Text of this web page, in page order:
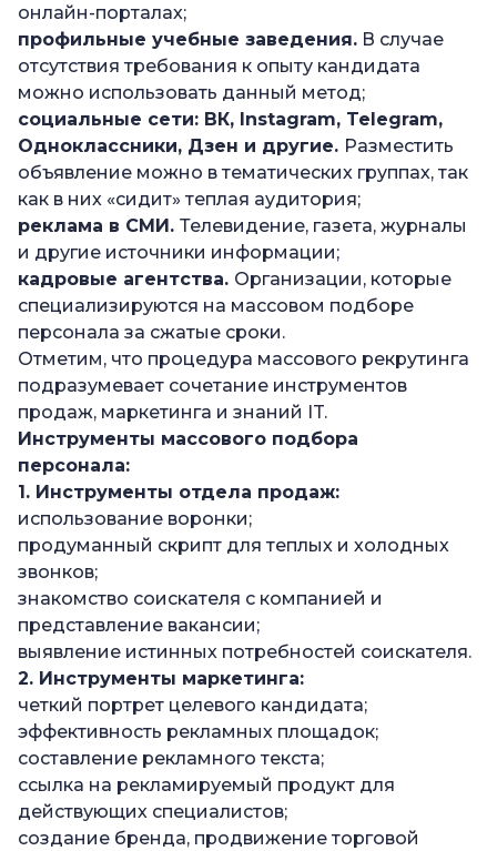
онлайн-порталах;
профильные учебные заведения. В случае
отсутствия требования к опыту кандидата
можно использовать данный метод;
социальные сети: ВК, Instagram, Telegram,
Одноклассники, Дзен и другие. Разместить
объявление можно в тематических группах, так
как в них «сидит» теплая аудитория;
реклама в СМИ. Телевидение, газета, журналы
и другие источники информации;
кадровые агентства. Организации, которые
специализируются на массовом подборе
персонала за сжатые сроки.
Отметим, что процедура массового рекрутинга
подразумевает сочетание инструментов
продаж, маркетинга и знаний IT.
Инструменты массового подбора
персонала:
1. Инструменты отдела продаж:
использование воронки;
продуманный скрипт для теплых и холодных
звонков;
знакомство соискателя с компанией и
представление вакансии;
выявление истинных потребностей соискателя.
2. Инструменты маркетинга:
четкий портрет целевого кандидата;
эффективность рекламных площадок;
составление рекламного текста;
ссылка на рекламируемый продукт для
действующих специалистов;
создание бренда, продвижение торговой